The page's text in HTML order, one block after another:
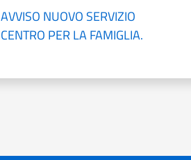
AVVISO NUOVO SERVIZIO
CENTRO PER LA FAMIGLIA.